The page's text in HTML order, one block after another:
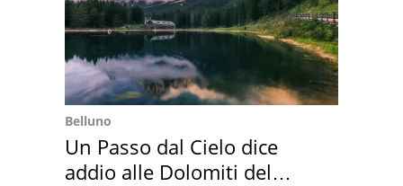
Belluno
Un Passo dal Cielo dice
addio alle Dolomiti del